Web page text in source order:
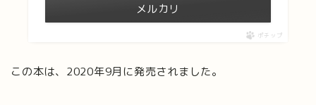
メルカリ
ポチップ
この本は、2020年9月に発売されました。